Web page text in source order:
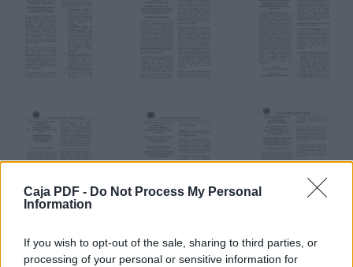
Caja PDF - Do Not Process My Personal
Information
If you wish to opt-out of the sale, sharing to third parties, or
processing of your personal or sensitive information for